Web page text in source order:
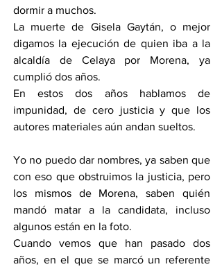
dormir a muchos.
La muerte de Gisela Gaytán, o mejor
digamos la ejecución de quien iba a la
alcaldía de Celaya por Morena, ya
cumplió dos años.
En estos dos años hablamos de
impunidad, de cero justicia y que los
autores materiales aún andan sueltos.
Yo no puedo dar nombres, ya saben que
con eso que obstruimos la justicia, pero
los mismos de Morena, saben quién
mandó matar a la candidata, incluso
algunos están en la foto.
Cuando vemos que han pasado dos
años, en el que se marcó un referente